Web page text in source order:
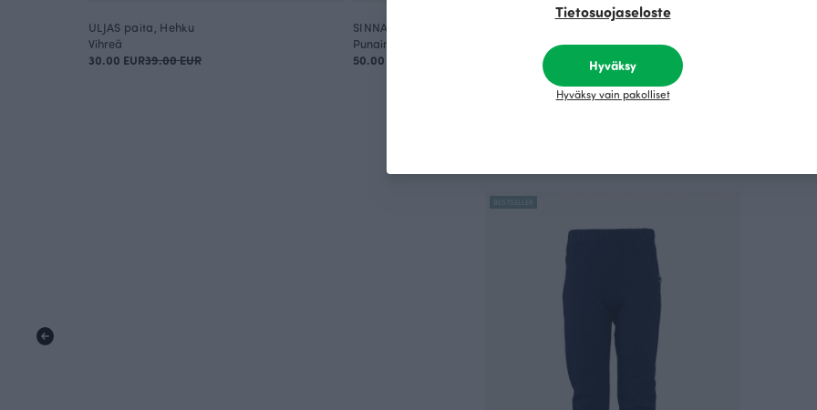
ULJAS paita, Hehku
Vihreä
30.00 EUR39.00 EUR
SINNA mekko, Hehku
Punainen
50.00 EUR
Punainen
30.00 EUR
37.00 EUR
BESTSELLER
Tietosuojaseloste
Hyväksy
Hyväksy vain pakolliset